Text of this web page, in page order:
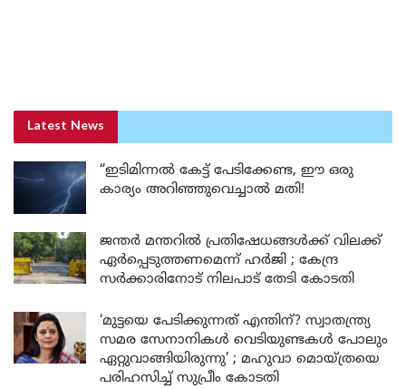
Latest News
“ഇടിമിന്നൽ കേട്ട് പേടിക്കേണ്ട, ഈ ഒരു
കാര്യം അറിഞ്ഞുവെച്ചാൽ മതി!
ജന്തർ മന്തറിൽ പ്രതിഷേധങ്ങൾക്ക് വിലക്ക്
ഏർപ്പെടുത്തണമെന്ന് ഹർജി ; കേന്ദ്ര
സർക്കാരിനോട് നിലപാട് തേടി കോടതി
‘മുട്ടയെ പേടിക്കുന്നത് എന്തിന്? സ്വാതന്ത്ര്യ
സമര സേനാനികൾ വെടിയുണ്ടകൾ പോലും
ഏറ്റുവാങ്ങിയിരുന്നു’ ; മഹുവാ മൊയ്ത്രയെ
പരിഹസിച്ച് സുപ്രീം കോടതി